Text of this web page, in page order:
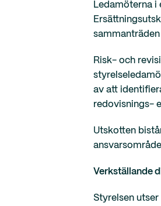
Ledamöterna i
sammanträden
Risk- och
av att
redovisnings-
Utskotten
Verkställande
Styrelsen